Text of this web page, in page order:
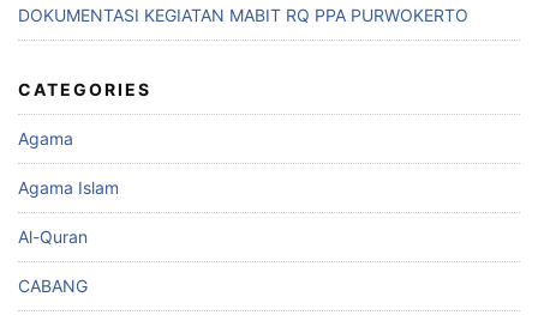
DOKUMENTASI KEGIATAN MABIT RQ PPA PURWOKERTO
CATEGORIES
Agama
Agama Islam
Al-Quran
CABANG